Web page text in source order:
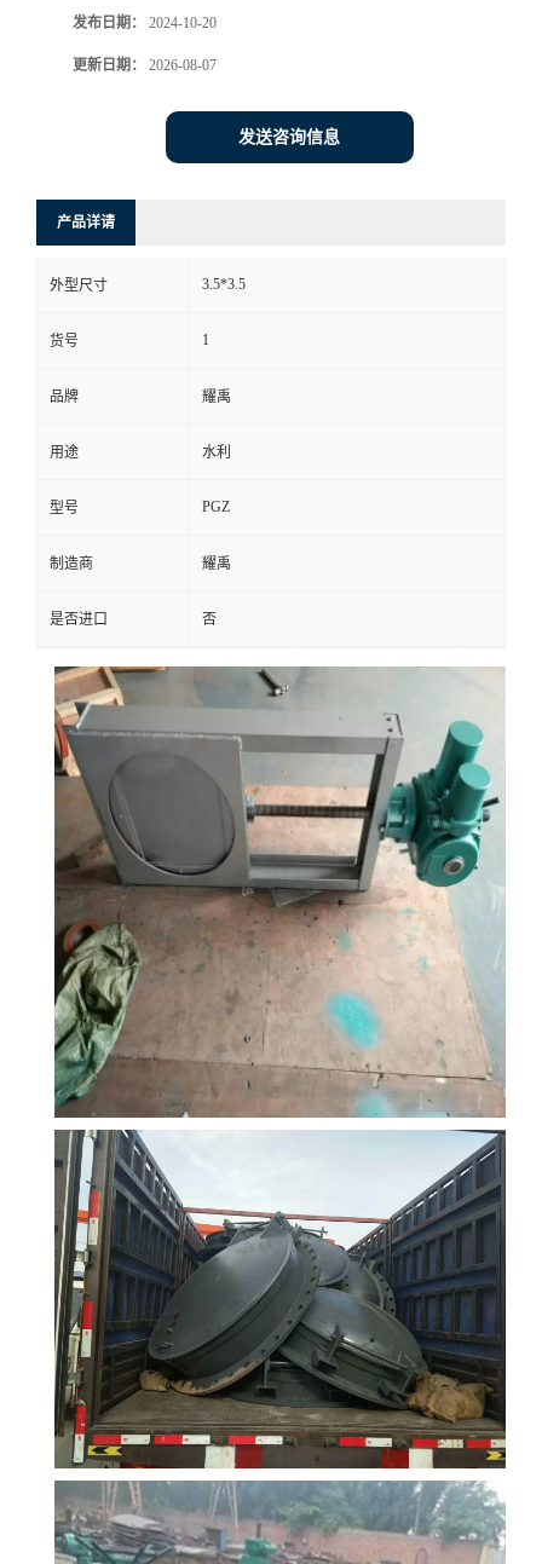
发布日期： 2024-10-20
更新日期： 2026-08-07
发送咨询信息
产品详请
外型尺寸 3.5*3.5
货号 1
品牌 耀禹
用途 水利
型号 PGZ
制造商 耀禹
是否进口 否